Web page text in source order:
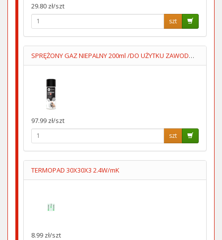
29.80 zł/szt
szt
SPRĘŻONY GAZ NIEPALNY 200ml /DO UŻYTKU ZAWODOWEGO/
97.99 zł/szt
szt
TERMOPAD 30X30X3 2.4W/mK
8.99 zł/szt